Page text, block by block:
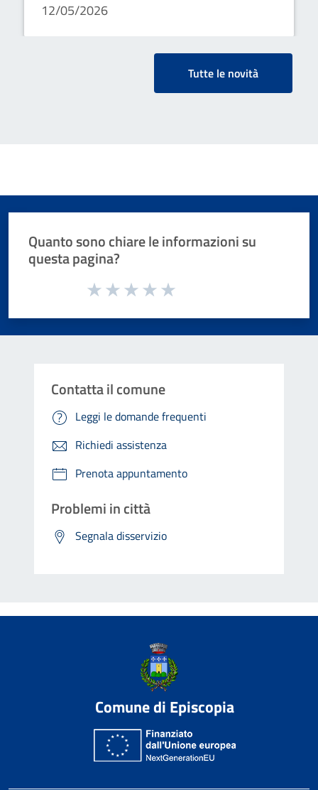
12/05/2026
Tutte le novità
Quanto sono chiare le informazioni su
questa pagina?
Valuta da 1 a 5 stelle la pagina
Contatta il comune
Leggi le domande frequenti
Richiedi assistenza
Prenota appuntamento
Problemi in città
Segnala disservizio
Comune di Episcopia